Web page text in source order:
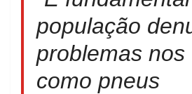
população
problemas nos
como pneus